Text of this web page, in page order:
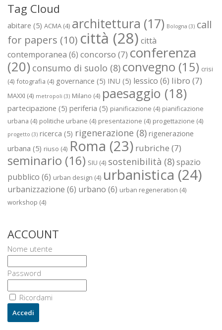
Tag Cloud
abitare (5) ACMA (4) architettura (17) Bologna (3) call
for papers (10) città (28) città
contemporanea (6) concorso (7) conferenza
(20) consumo di suolo (8) convegno (15) crisi
(4) fotografia (4) governance (5) INU (5) lessico (6) libro (7)
MAXXI (4) metropoli (3) Milano (4) paesaggio (18)
partecipazione (5) periferia (5) pianificazione (4) pianificazione
urbana (4) politiche urbane (4) presentazione (4) progettazione (4)
progetto (3) ricerca (5) rigenerazione (8) rigenerazione
urbana (5) riuso (4) Roma (23) rubriche (7)
seminario (16) SIU (4) sostenibilità (8)spazio
pubblico (6) urban design (4) urbanistica (24)
urbanizzazione (6) urbano (6) urban regeneration (4)
workshop (4)
ACCOUNT
Nome utente
Password
Ricordami